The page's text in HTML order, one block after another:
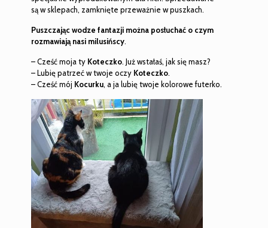
są w sklepach, zamknięte przeważnie w puszkach.
Puszczając wodze fantazji można posłuchać o czym
rozmawiają nasi milusińscy.
– Cześć moja ty Koteczko. Już wstałaś, jak się masz?
– Lubię patrzeć w twoje oczy Koteczko.
– Cześć mój Kocurku, a ja lubię twoje kolorowe futerko.